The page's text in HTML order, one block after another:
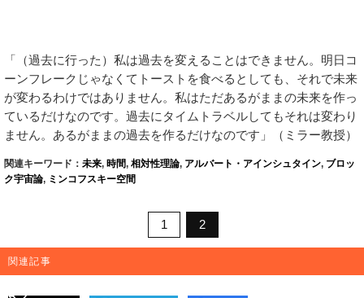
「（過去に行った）私は過去を変えることはできません。明日コ
ーンフレークじゃなくてトーストを食べるとしても、それで未来
が変わるわけではありません。私はただあるがままの未来を作っ
ているだけなのです。過去にタイムトラベルしてもそれは変わり
ません。あるがままの過去を作るだけなのです」（ミラー教授）
関連キーワード： 未来, 時間, 相対性理論, アルバート・アインシュタイン, ブロッ
ク宇宙論, ミンコフスキー空間
1 2
関連記事